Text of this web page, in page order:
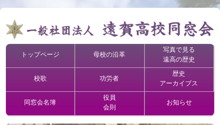
トップページ 母校の沿革
写真で見る
遠高の歴史
校歌 功労者
歴史
アーカイブス
同窓会名簿
役員
会則
お知らせ